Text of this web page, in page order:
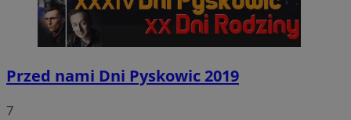
Przed nami Dni Pyskowic 2019
7